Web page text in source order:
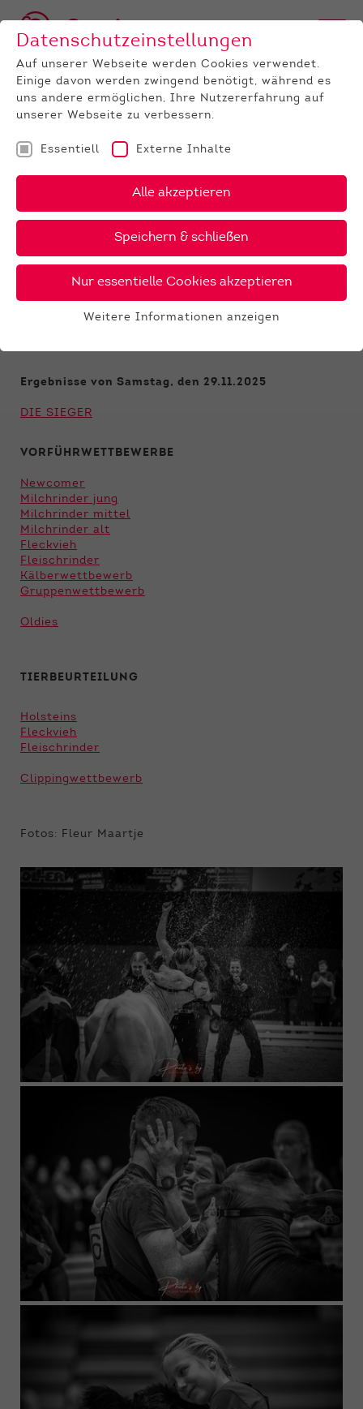
UNTERNEHMEN News
Tag der Züchterjugend 2025 -
Die Ergebnisse von Tag 2
Hier die Ergebnisse der Veranstaltung vom
Ergebnisse von Samstag, den 29.11.2025
DIE SIEGER
VORFÜHRWETTBEWERBE
Newcomer
Milchrinder jung
Milchrinder mittel
Milchrinder alt
Fleckvieh
Fleischrinder
Kälberwettbewerb
Gruppenwettbewerb
Oldies
TIERBEURTEILUNG
Holsteins
Fleckvieh
Fleischrinder
Clippingwettbewerb
Fotos: Fleur Maartje
Datenschutzeinstellungen
Auf unserer Webseite werden Cookies verwendet.
Einige davon werden zwingend benötigt, während es
uns andere ermöglichen, Ihre Nutzererfahrung auf
unserer Webseite zu verbessern.
Essentiell Externe Inhalte
Alle akzeptieren
Speichern & schließen
Nur essentielle Cookies akzeptieren
gewährleistet, dass die Webseite einwandfrei
Laufzeit 1 Jahr
Zweck
Externe Inhalte
Wir verwenden auf unserer Website externe
Inhalte, um Ihnen zusätzliche Informationen
anzubieten.
Weitere Informationen anzeigen